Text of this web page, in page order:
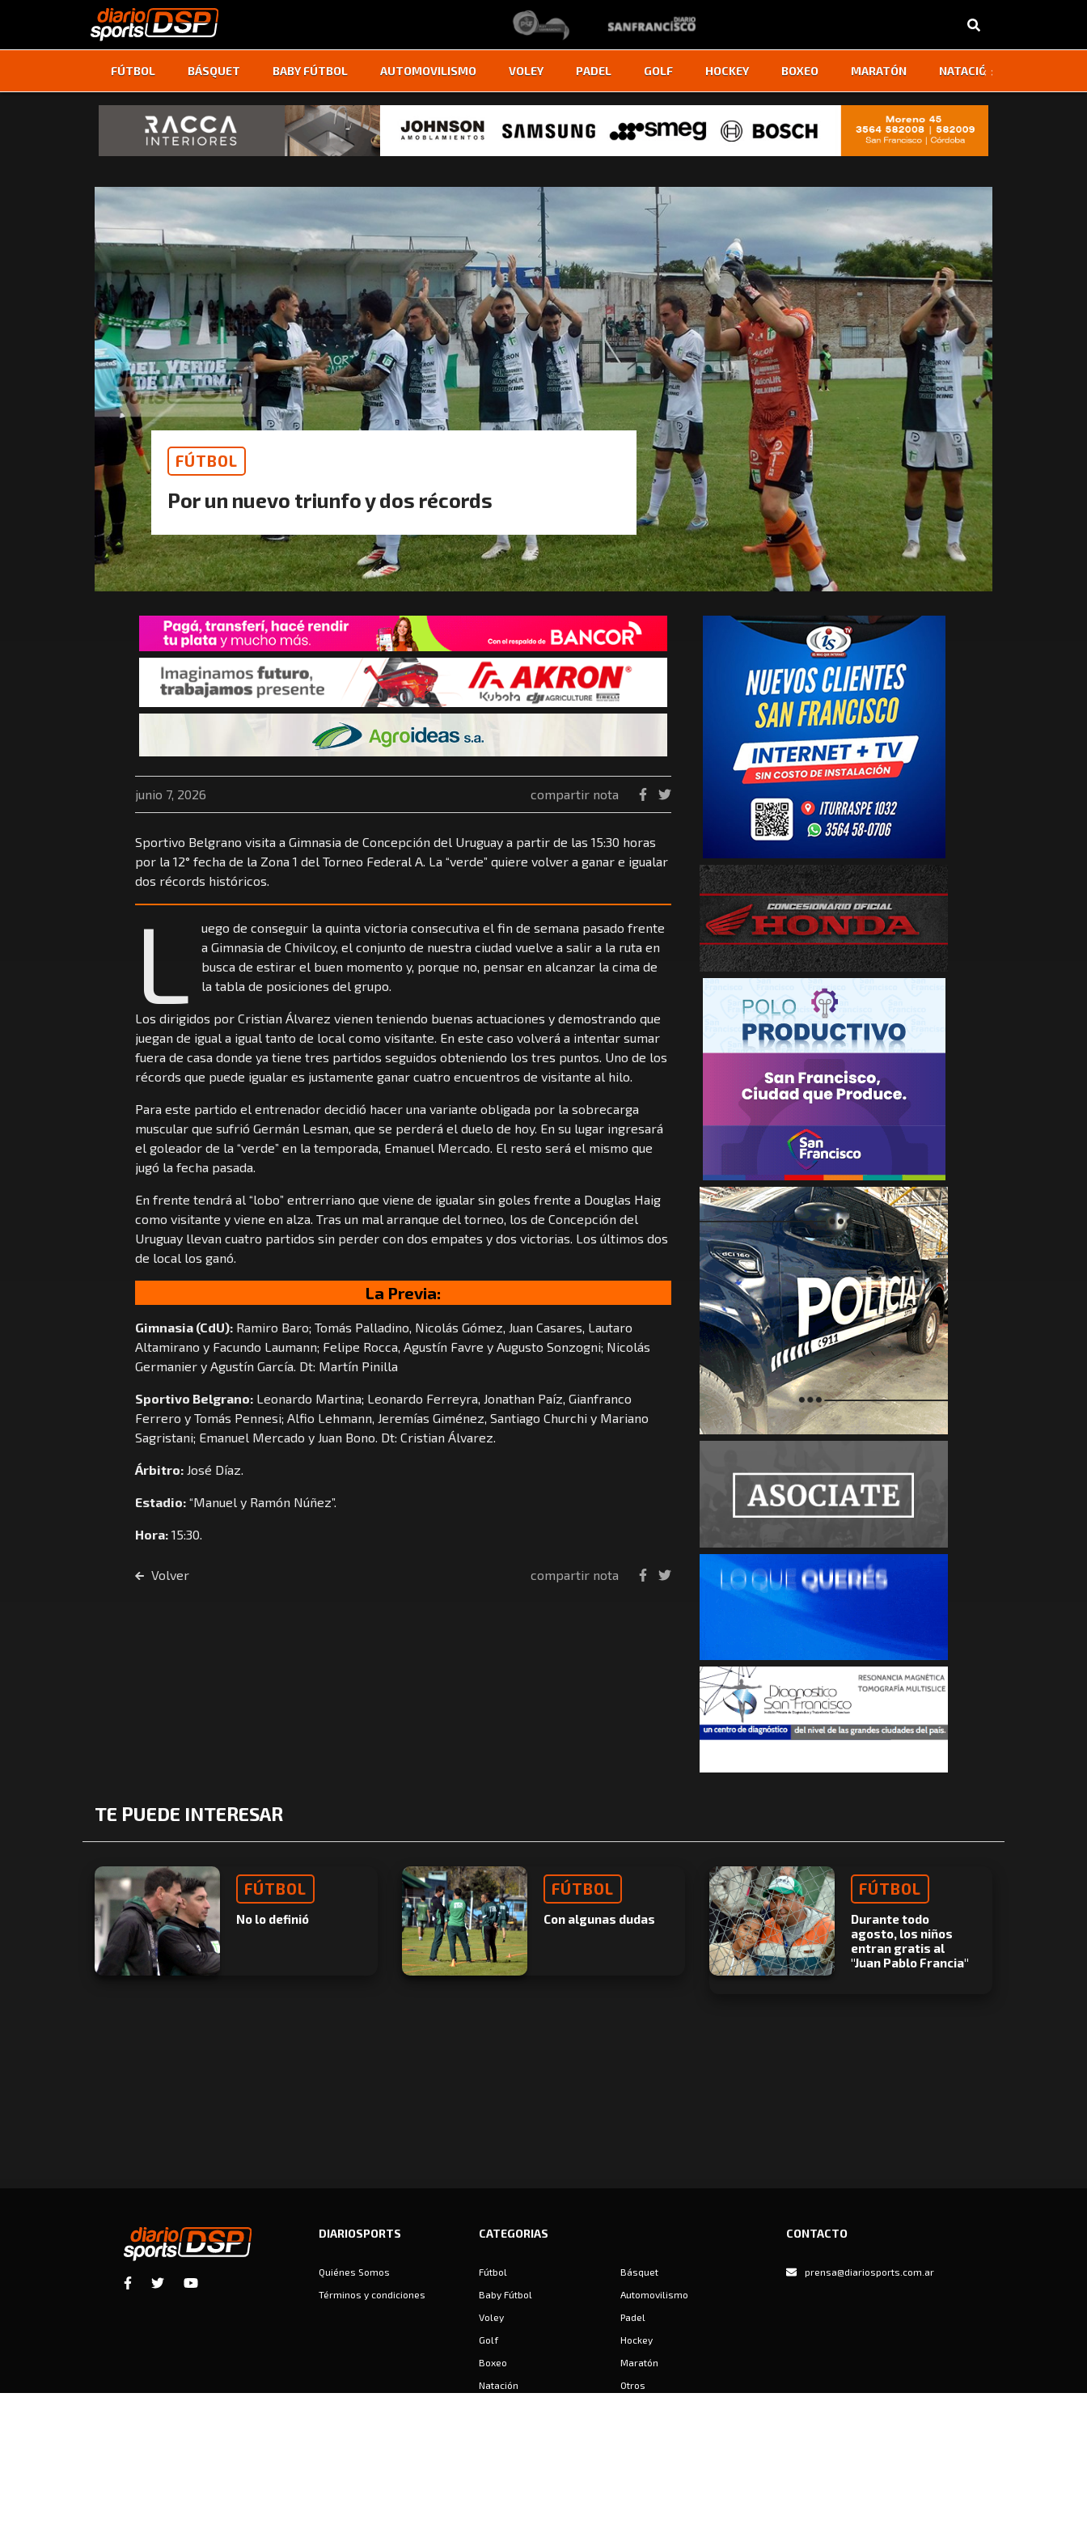
FÚTBOL BÁSQUET BABY FÚTBOL AUTOMOVILISMO VOLEY PADEL GOLF HOCKEY BOXEO MARATÓN NATACIÓN
‹ ›
FÚTBOL
Por un nuevo triunfo y dos récords
junio 7, 2026 compartir nota
Sportivo Belgrano visita a Gimnasia de Concepción del Uruguay a partir de las 15:30 horas
por la 12° fecha de la Zona 1 del Torneo Federal A. La “verde” quiere volver a ganar e igualar
dos récords históricos.
L
uego de conseguir la quinta victoria consecutiva el fin de semana pasado frente
a Gimnasia de Chivilcoy, el conjunto de nuestra ciudad vuelve a salir a la ruta en
busca de estirar el buen momento y, porque no, pensar en alcanzar la cima de
la tabla de posiciones del grupo.
Los dirigidos por Cristian Álvarez vienen teniendo buenas actuaciones y demostrando que
juegan de igual a igual tanto de local como visitante. En este caso volverá a intentar sumar
fuera de casa donde ya tiene tres partidos seguidos obteniendo los tres puntos. Uno de los
récords que puede igualar es justamente ganar cuatro encuentros de visitante al hilo.
Para este partido el entrenador decidió hacer una variante obligada por la sobrecarga
muscular que sufrió Germán Lesman, que se perderá el duelo de hoy. En su lugar ingresará
el goleador de la “verde” en la temporada, Emanuel Mercado. El resto será el mismo que
jugó la fecha pasada.
En frente tendrá al “lobo” entrerriano que viene de igualar sin goles frente a Douglas Haig
como visitante y viene en alza. Tras un mal arranque del torneo, los de Concepción del
Uruguay llevan cuatro partidos sin perder con dos empates y dos victorias. Los últimos dos
de local los ganó.
La Previa:
Gimnasia (CdU): Ramiro Baro; Tomás Palladino, Nicolás Gómez, Juan Casares, Lautaro
Altamirano y Facundo Laumann; Felipe Rocca, Agustín Favre y Augusto Sonzogni; Nicolás
Germanier y Agustín García. Dt: Martín Pinilla
Sportivo Belgrano: Leonardo Martina; Leonardo Ferreyra, Jonathan Paíz, Gianfranco
Ferrero y Tomás Pennesi; Alfio Lehmann, Jeremías Giménez, Santiago Churchi y Mariano
Sagristani; Emanuel Mercado y Juan Bono. Dt: Cristian Álvarez.
Árbitro: José Díaz.
Estadio: “Manuel y Ramón Núñez”.
Hora: 15:30.
Volver compartir nota
TE PUEDE INTERESAR
FÚTBOL
No lo definió
FÚTBOL
Con algunas dudas
FÚTBOL
Durante todo
agosto, los niños
entran gratis al
"Juan Pablo Francia"
DIARIOSPORTS
Quiénes Somos
Términos y condiciones
CATEGORIAS
Fútbol
Básquet
Baby Fútbol
Automovilismo
Voley
Padel
Golf
Hockey
Boxeo
Maratón
Natación
Otros
CONTACTO
prensa@diariosports.com.ar